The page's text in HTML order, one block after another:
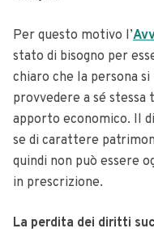
Per questo motivo l’
stato di bisogno per
chiaro che la persona
provvedere a sé stessa
apporto economico. Il
se di carattere
quindi non può essere
in prescrizione.
La perdita dei diritti